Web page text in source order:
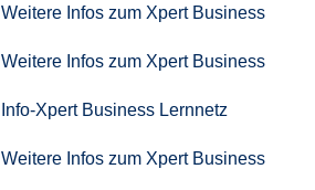
Weitere Infos zum Xpert Business
Weitere Infos zum Xpert Business
Info-Xpert Business Lernnetz
Weitere Infos zum Xpert Business